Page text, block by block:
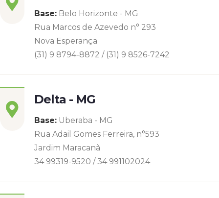
Base: Belo Horizonte - MG
Rua Marcos de Azevedo n° 293
Nova Esperança
(31) 9 8794-8872 / (31) 9 8526-7242
Delta - MG
Base: Uberaba - MG
Rua Adail Gomes Ferreira, n°593
Jardim Maracanã
34 99319-9520 / 34 991102024